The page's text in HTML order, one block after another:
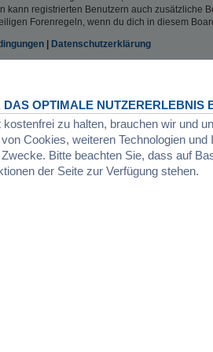
kann registrierten Benutzern auch zusätzliche
Forenregeln, wenn du dich in diesem
Datenschutzerklärung
DAS OPTIMALE NUTZERERLEBNIS
kostenfrei zu halten, brauchen wir und
Cookies, weiteren Technologien
Bitte beachten Sie, dass auf
der Seite zur Verfügung stehen.